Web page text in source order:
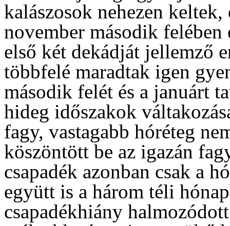
kalászosok nehezen
november második felében
első két dekádját jellemző
többfelé maradtak igen
második felét és a januárt
hideg időszakok
fagy, vastagabb hóréteg
köszöntött be az igazán
csapadék azonban csak a
együtt is a három téli
csapadékhiány